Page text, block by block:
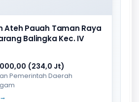
Ateh Pauah Taman Raya
Balingka Kec. IV
(234,0 Jt)
Pemerintah Daerah
→